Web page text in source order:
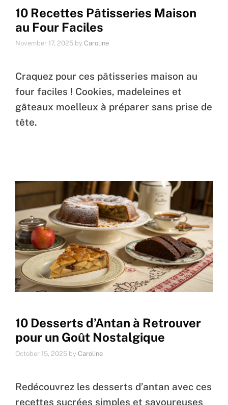
10 Recettes Pâtisseries Maison
au Four Faciles
November 17, 2025 by Caroline
Craquez pour ces pâtisseries maison au
four faciles ! Cookies, madeleines et
gâteaux moelleux à préparer sans prise de
tête.
10 Desserts d’Antan à Retrouver
pour un Goût Nostalgique
October 15, 2025 by Caroline
Redécouvrez les desserts d’antan avec ces
recettes sucrées simples et savoureuses